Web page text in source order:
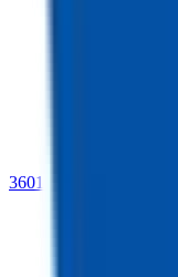
3601 Dave Ward Drive,